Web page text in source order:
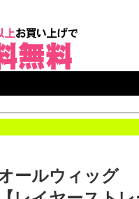
ールウィッグ